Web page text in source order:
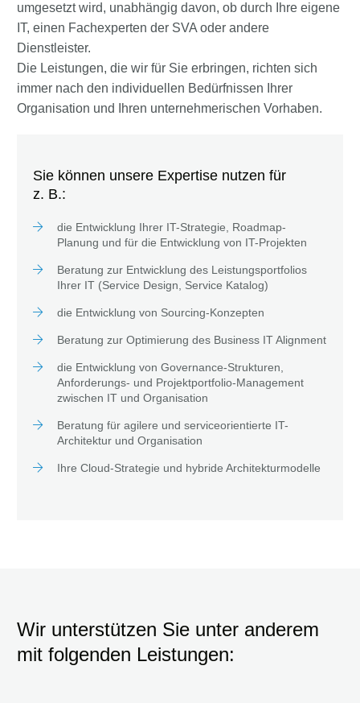
umgesetzt wird, unabhängig davon, ob durch Ihre eigene
IT, einen Fachexperten der SVA oder andere
Dienstleister.
Die Leistungen, die wir für Sie erbringen, richten sich
immer nach den individuellen Bedürfnissen Ihrer
Organisation und Ihren unternehmerischen Vorhaben.
Sie können unsere Expertise nutzen für
z. B.:
die Entwicklung Ihrer IT-Strategie, Roadmap-
Planung und für die Entwicklung von IT-Projekten
Beratung zur Entwicklung des Leistungsportfolios
Ihrer IT (Service Design, Service Katalog)
die Entwicklung von Sourcing-Konzepten
Beratung zur Optimierung des Business IT Alignment
die Entwicklung von Governance-Strukturen,
Anforderungs- und Projektportfolio-Management
zwischen IT und Organisation
Beratung für agilere und serviceorientierte IT-
Architektur und Organisation
Ihre Cloud-Strategie und hybride Architekturmodelle
Wir unterstützen Sie unter anderem
mit folgenden Leistungen: